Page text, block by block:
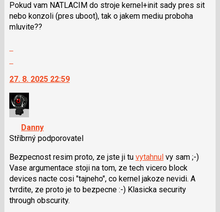
předchozí
nový
názor
Pokud vam NATLACIM do stroje kernel+init sady pres sit
nebo konzoli (pres uboot), tak o jakem mediu proboha
mluvite??
další
nový
názor.
K
navigaci
lze
použít
i
klávesy
N
pro
následující
27. 8. 2025 22:59
Danny
Stříbrný podporovatel
Bezpecnost resim proto, ze jste ji tu vytahnul vy sam ;-)
Vase argumentace stoji na tom, ze tech vicero block
devices nacte cosi "tajneho", co kernel jakoze nevidi. A
tvrdite, ze proto je to bezpecne :-) Klasicka security
through obscurity.